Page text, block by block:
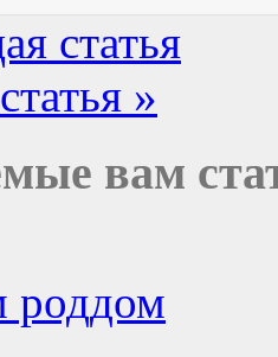
статья
»
вам
роддом